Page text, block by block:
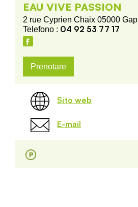
EAU VIVE PASSION
2 rue Cyprien Chaix 05000 Gap
Telefono : 04 92 53 77 17
Prenotare
Sito web
E-mail